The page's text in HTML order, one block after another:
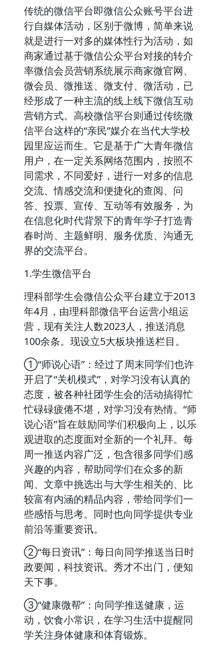
传统的微信平台即微信公众账号平台进
行自媒体活动，区别于微博，简单来说
就是进行一对多的媒体性行为活动，如
商家通过基于微信公众平台对接的转介
率微信会员营销系统展示商家微官网、
微会员、微推送、微支付、微活动，已
经形成了一种主流的线上线下微信互动
营销方式。高校微信平台则通过传统微
信平台这样的“亲民”媒介在当代大学校
园里应运而生。它是基于广大青年微信
用户，在一定关系网络范围内，按照不
同需求，不同爱好，进行一对多的信息
交流、情感交流和便捷化的查阅、问
答、投票、宣传、互动等有效服务，为
在信息化时代背景下的青年学子打造青
春时尚、主题鲜明、服务优质、沟通无
界的交流平台。
1.学生微信平台
理科部学生会微信公众平台建立于2013
年4月，由理科部微信平台运营小组运
营，现有关注人数2023人，推送消息
100余条。现设立5大板块推送栏目。
①“师说心语”：经过了周末同学们也许
开启了“关机模式”，对学习没有认真的
态度，被各种社团学生会的活动搞得忙
忙碌碌疲倦不堪，对学习没有热情。“师
说心语”旨在鼓励同学们积极向上，以乐
观进取的态度面对全新的一个礼拜。每
周一推送内容广泛，包含很多同学们感
兴趣的内容，帮助同学们在众多的新
闻、文章中挑选出与大学生相关的、比
较富有内涵的精品内容，带给同学们一
些感悟与思考。同时也向同学提供专业
前沿等重要资讯。
②“每日资讯”：每日向同学推送当日时
政要闻，科技资讯。秀才不出门，便知
天下事。
③“健康微帮”：向同学推送健康，运
动，饮食小常识，在学习生活中提醒同
学关注身体健康和体育锻炼。